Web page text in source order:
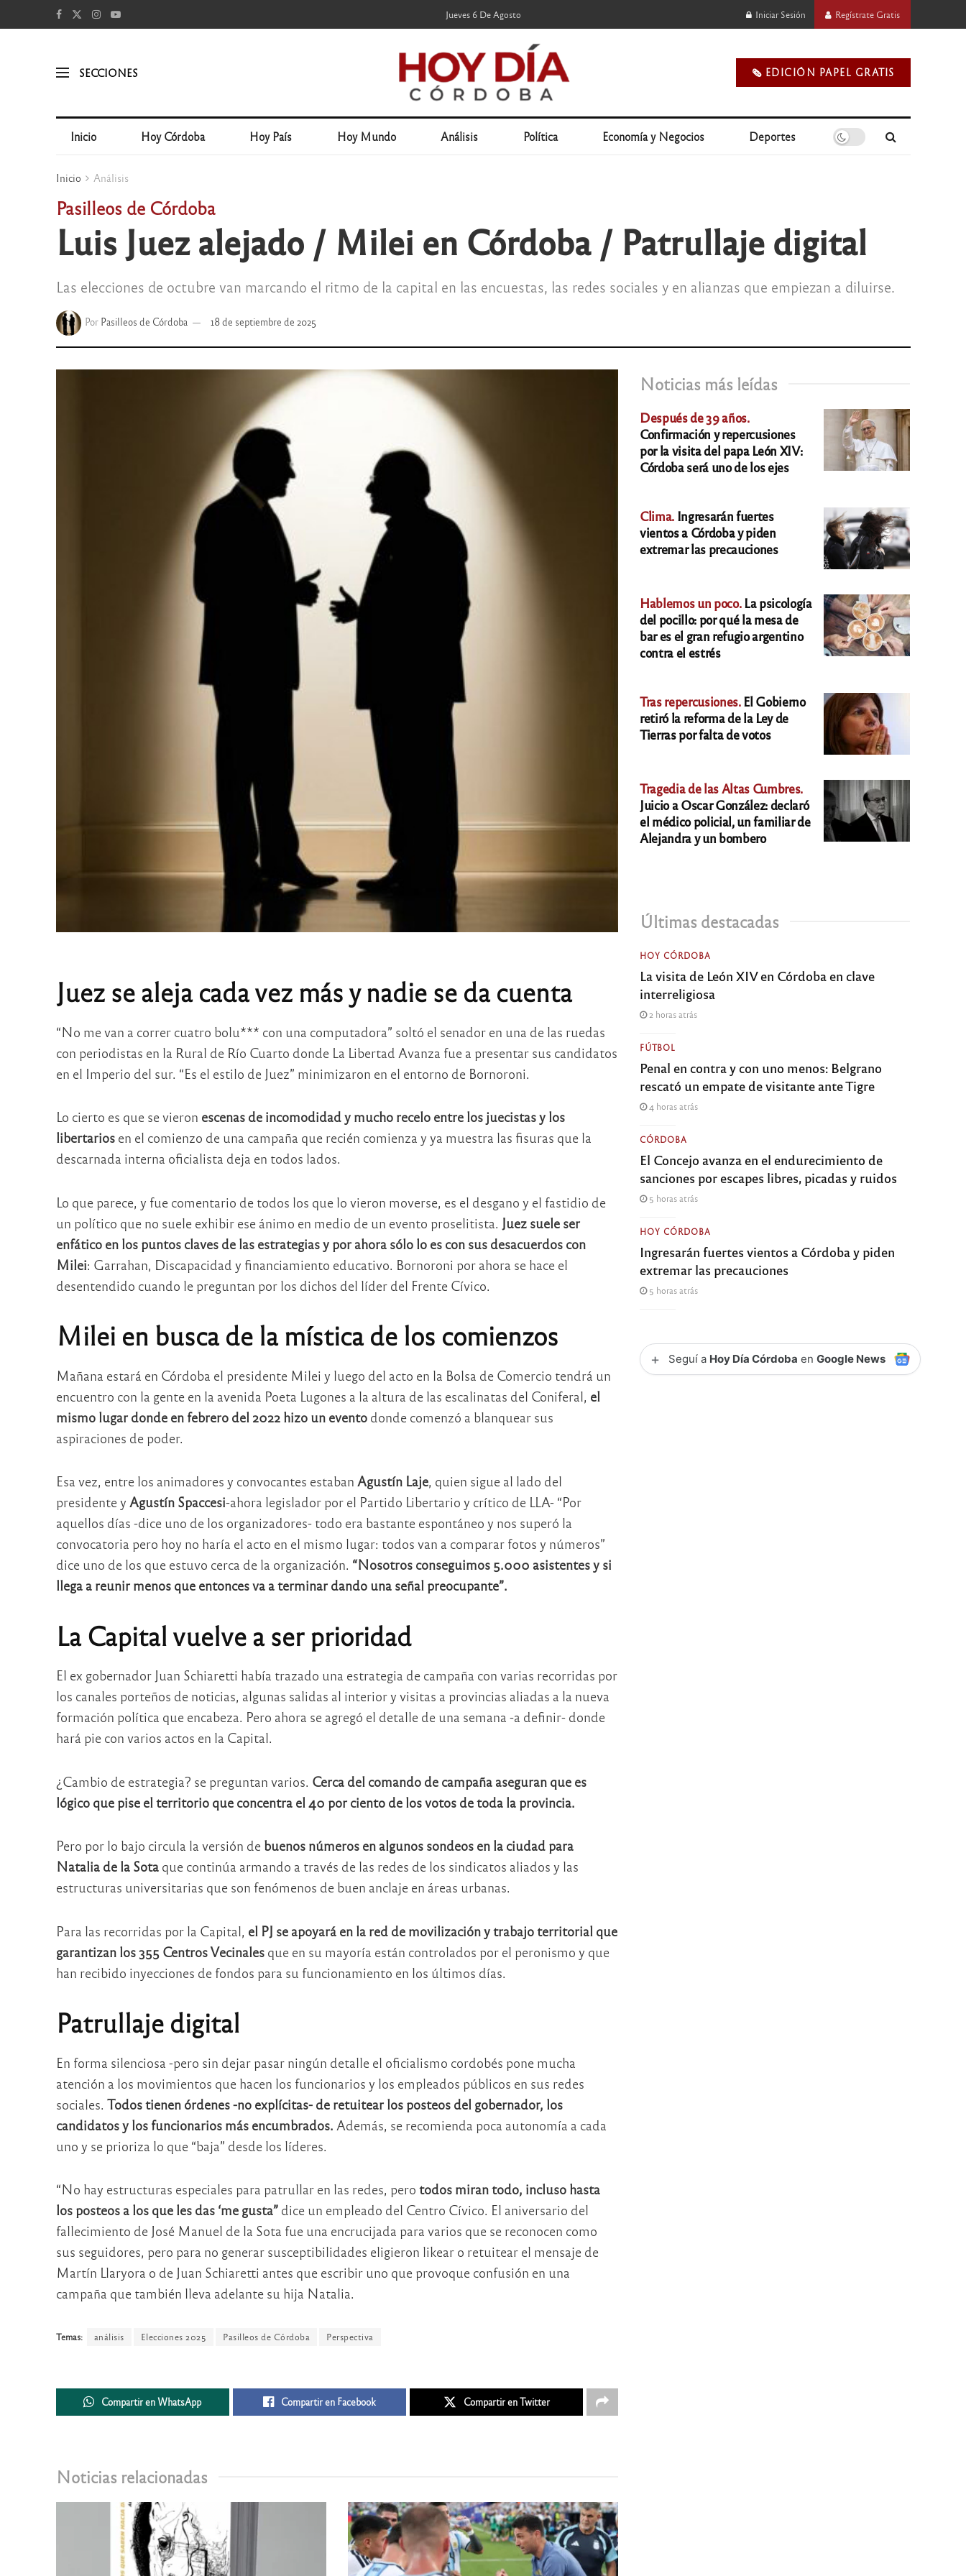
Jueves 6 De Agosto Iniciar Sesión Regístrate Gratis
SECCIONES 🗞️ EDICIÓN PAPEL GRATIS
Inicio Hoy Córdoba Hoy País Hoy Mundo Análisis Política Economía y Negocios Deportes
Inicio Análisis
Pasilleos de Córdoba
Luis Juez alejado / Milei en Córdoba / Patrullaje digital
Las elecciones de octubre van marcando el ritmo de la capital en las encuestas, las redes sociales y en alianzas que empiezan a diluirse.
Por Pasilleos de Córdoba 18 de septiembre de 2025
Juez se aleja cada vez más y nadie se da cuenta
“No me van a correr cuatro bolu*** con una computadora” soltó el senador en una de las ruedas
con periodistas en la Rural de Río Cuarto donde La Libertad Avanza fue a presentar sus candidatos
en el Imperio del sur. “Es el estilo de Juez” minimizaron en el entorno de Bornoroni.
Lo cierto es que se vieron escenas de incomodidad y mucho recelo entre los juecistas y los
libertariosen el comienzo de una campaña que recién comienza y ya muestra las fisuras que la
descarnada interna oficialista deja en todos lados.
Lo que parece, y fue comentario de todos los que lo vieron moverse, es el desgano y el fastidio de
un político que no suele exhibir ese ánimo en medio de un evento proselitista. Juez suele ser
enfático en los puntos claves de las estrategias y por ahora sólo lo es con sus desacuerdos con
Milei: Garrahan, Discapacidad y financiamiento educativo. Bornoroni por ahora se hace el
desentendido cuando le preguntan por los dichos del líder del Frente Cívico.
Milei en busca de la mística de los comienzos
Mañana estará en Córdoba el presidente Milei y luego del acto en la Bolsa de Comercio tendrá un
encuentro con la gente en la avenida Poeta Lugones a la altura de las escalinatas del Coniferal, el
mismo lugar donde en febrero del 2022 hizo un eventodonde comenzó a blanquear sus
aspiraciones de poder.
Esa vez, entre los animadores y convocantes estaban Agustín Laje, quien sigue al lado del
presidente y Agustín Spaccesi-ahora legislador por el Partido Libertario y crítico de LLA- “Por
aquellos días -dice uno de los organizadores- todo era bastante espontáneo y nos superó la
convocatoria pero hoy no haría el acto en el mismo lugar: todos van a comparar fotos y números”
dice uno de los que estuvo cerca de la organización. “Nosotros conseguimos 5.000 asistentes y si
llega a reunir menos que entonces va a terminar dando una señal preocupante”.
La Capital vuelve a ser prioridad
El ex gobernador Juan Schiaretti había trazado una estrategia de campaña con varias recorridas por
los canales porteños de noticias, algunas salidas al interior y visitas a provincias aliadas a la nueva
formación política que encabeza. Pero ahora se agregó el detalle de una semana -a definir- donde
hará pie con varios actos en la Capital.
¿Cambio de estrategia? se preguntan varios. Cerca del comando de campaña aseguran que es
lógico que pise el territorio que concentra el 40 por ciento de los votos de toda la provincia.
Pero por lo bajo circula la versión de buenos números en algunos sondeos en la ciudad para
Natalia de la Sotaque continúa armando a través de las redes de los sindicatos aliados y las
estructuras universitarias que son fenómenos de buen anclaje en áreas urbanas.
Para las recorridas por la Capital, el PJ se apoyará en la red de movilización y trabajo territorial que
garantizan los 355 Centros Vecinalesque en su mayoría están controlados por el peronismo y que
han recibido inyecciones de fondos para su funcionamiento en los últimos días.
Patrullaje digital
En forma silenciosa -pero sin dejar pasar ningún detalle el oficialismo cordobés pone mucha
atención a los movimientos que hacen los funcionarios y los empleados públicos en sus redes
sociales. Todos tienen órdenes -no explícitas- de retuitear los posteos del gobernador, los
candidatos y los funcionarios más encumbrados. Además, se recomienda poca autonomía a cada
uno y se prioriza lo que “baja” desde los líderes.
“No hay estructuras especiales para patrullar en las redes, pero todos miran todo, incluso hasta
los posteos a los que les das ‘me gusta”dice un empleado del Centro Cívico. El aniversario del
fallecimiento de José Manuel de la Sota fue una encrucijada para varios que se reconocen como
sus seguidores, pero para no generar susceptibilidades eligieron likear o retuitear el mensaje de
Martín Llaryora o de Juan Schiaretti antes que escribir uno que provoque confusión en una
campaña que también lleva adelante su hija Natalia.
Temas: análisis Elecciones 2025 Pasilleos de Córdoba Perspectiva
Compartir en WhatsApp Compartir en Facebook Compartir en Twitter
Noticias relacionadas
Noticias más leídas
Después de 39 años.
Confirmación y repercusiones
por la visita del papa León XIV:
Córdoba será uno de los ejes
Clima. Ingresarán fuertes
vientos a Córdoba y piden
extremar las precauciones
Hablemos un poco.La psicología
del pocillo: por qué la mesa de
bar es el gran refugio argentino
contra el estrés
Tras repercusiones.El Gobierno
retiró la reforma de la Ley de
Tierras por falta de votos
Tragedia de las Altas Cumbres.
Juicio a Oscar González: declaró
el médico policial, un familiar de
Alejandra y un bombero
Últimas destacadas
HOY CÓRDOBA
La visita de León XIV en Córdoba en clave
interreligiosa
2 horas atrás
FÚTBOL
Penal en contra y con uno menos: Belgrano
rescató un empate de visitante ante Tigre
4 horas atrás
CÓRDOBA
El Concejo avanza en el endurecimiento de
sanciones por escapes libres, picadas y ruidos
5 horas atrás
HOY CÓRDOBA
Ingresarán fuertes vientos a Córdoba y piden
extremar las precauciones
5 horas atrás
+ Seguí a Hoy Día Córdoba enGoogle News